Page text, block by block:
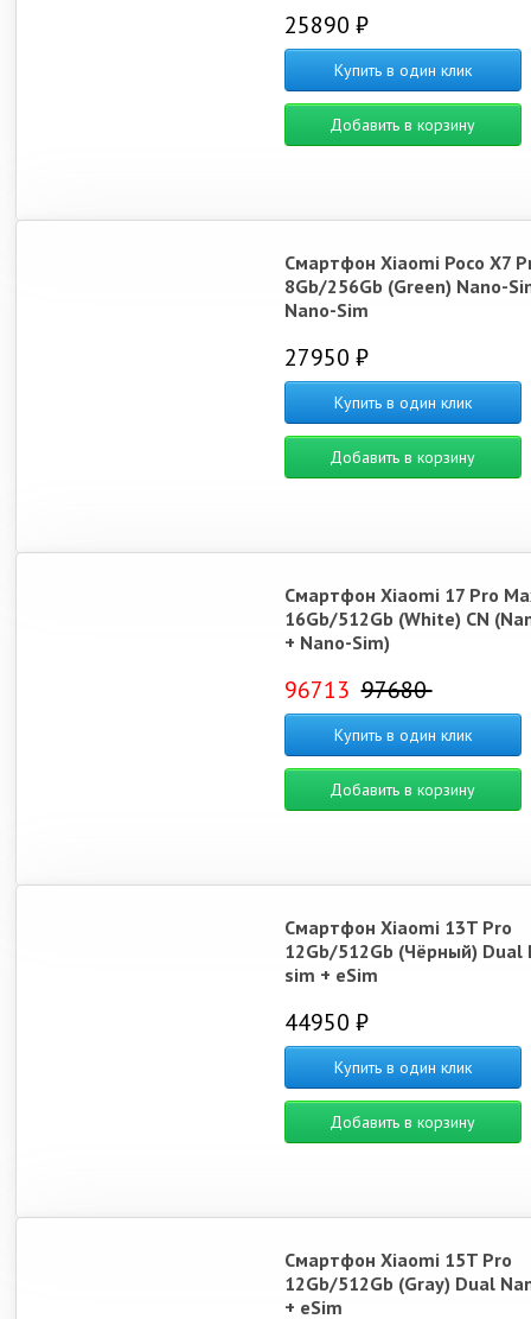
25890 ₽
Купить в один клик
Добавить в корзину
Смартфон Xiaomi Poco X7
8Gb/256Gb (Green) Nano-
Nano-Sim
27950 ₽
Купить в один клик
Добавить в корзину
Смартфон Xiaomi 17 Pro
16Gb/512Gb (White) CN
+ Nano-Sim)
96713 97680
Купить в один клик
Добавить в корзину
Смартфон Xiaomi 13T Pro
12Gb/512Gb (Чёрный) Dual
sim + eSim
44950 ₽
Купить в один клик
Добавить в корзину
Смартфон Xiaomi 15T Pro
12Gb/512Gb (Gray) Dual
+ eSim